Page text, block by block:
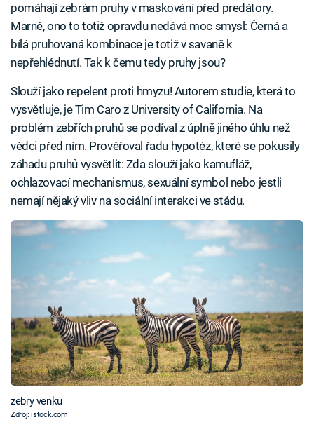
pomáhají zebrám pruhy v maskování před predátory.
Marně, ono to totiž opravdu nedává moc smysl: Černá a
bílá pruhovaná kombinace je totiž v savaně k
nepřehlédnutí. Tak k čemu tedy pruhy jsou?
Slouží jako repelent proti hmyzu! Autorem studie, která to
vysvětluje, je Tim Caro z University of California. Na
problém zebřích pruhů se podíval z úplně jiného úhlu než
vědci před ním. Prověřoval řadu hypotéz, které se pokusily
záhadu pruhů vysvětlit: Zda slouží jako kamufláž,
ochlazovací mechanismus, sexuální symbol nebo jestli
nemají nějaký vliv na sociální interakci ve stádu.
zebry venku
Zdroj: istock.com